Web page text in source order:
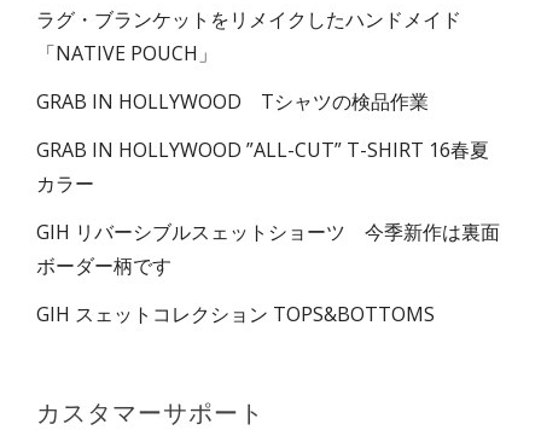
ラグ・ブランケットをリメイクしたハンドメイド
「NATIVE POUCH」
GRAB IN HOLLYWOOD Tシャツの検品作業
GRAB IN HOLLYWOOD ”ALL-CUT” T-SHIRT 16春夏
カラー
GIH リバーシブルスェットショーツ 今季新作は裏面
ボーダー柄です
GIH スェットコレクション TOPS&BOTTOMS
カスタマーサポート